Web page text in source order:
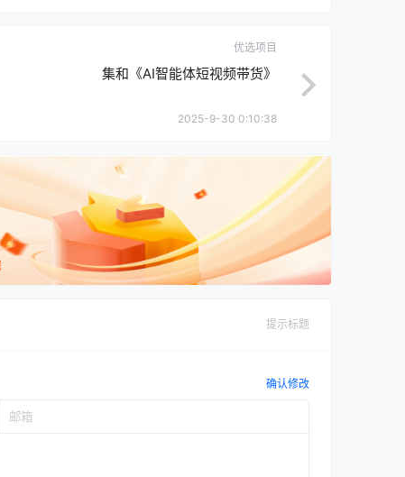
优选项目
集和《AI智能体短视频带货》
2025-9-30 0:10:38
提示标题
确认修改